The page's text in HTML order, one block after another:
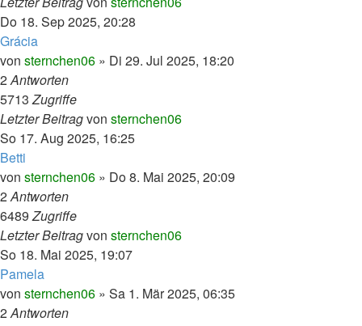
Do 18. Sep 2025, 20:28
Grácia
von sternchen06 » Di 29. Jul 2025, 18:20
2Antworten
5713Zugriffe
Letzter Beitragvon sternchen06
So 17. Aug 2025, 16:25
Betti
von sternchen06 » Do 8. Mai 2025, 20:09
2Antworten
6489Zugriffe
Letzter Beitragvon sternchen06
So 18. Mai 2025, 19:07
Pamela
von sternchen06 » Sa 1. Mär 2025, 06:35
2Antworten